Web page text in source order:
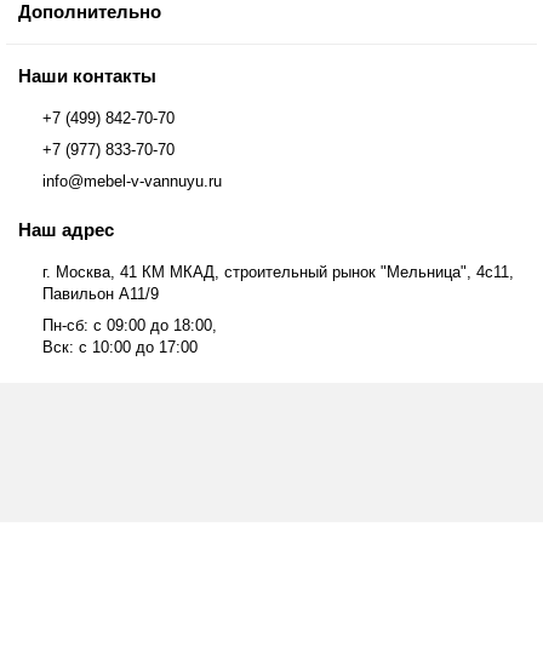
Дополнительно
Наши контакты
+7 (499) 842-70-70
+7 (977) 833-70-70
info@mebel-v-vannuyu.ru
Наш адрес
г. Москва, 41 КМ МКАД, строительный рынок "Мельница", 4с11,
Павильон А11/9
Пн-сб: с 09:00 до 18:00,
Вск: с 10:00 до 17:00